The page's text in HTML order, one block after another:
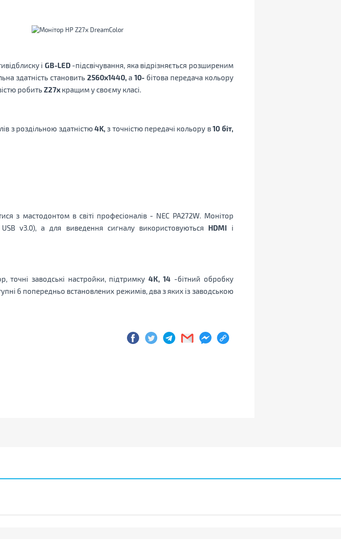
і GB-LED-підсвічування, яка відрізняється розширеним
здатність становить 2560х1440, а10- бітова передача кольору
робить Z27xкращим у своєму класі.
з ​​роздільною здатністю 4K, з точністю передачі кольору в10 біт,
з мастодонтом в світі професіоналів - NEC PA272W. Монітор
v3.0), а для виведення сигналу використовуються HDMI і
точні заводські настройки, підтримку 4К, 14 -бітний обробку
6 попередньо встановлених режимів, два з яких із заводською